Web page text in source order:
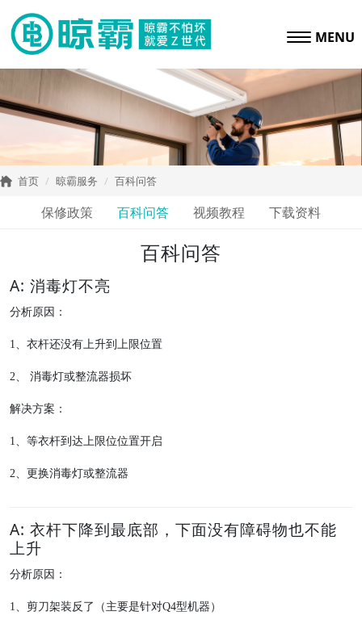
MENU
首页 晾霸服务 百科问答
保修政策 百科问答 视频教程 下载资料
百科问答
A: 消毒灯不亮
分析原因：
1、衣杆还没有上升到上限位置
2、 消毒灯或整流器损坏
解决方案：
1、等衣杆到达上限位位置开启
2、更换消毒灯或整流器
A: 衣杆下降到最底部，下面没有障碍物也不能
上升
分析原因：
1、剪刀架装反了（主要是针对Q4型机器）